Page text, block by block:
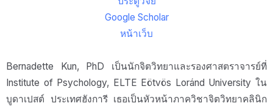
Google Scholar
หน้าเว็บ
Bernadette Kun, PhD เป็นนักจิตวิทยาและรองศาสตราจารย์ที่
Institute of Psychology, ELTE Eötvös Loránd University ใน
บูดาเปสต์ ประเทศฮังการี เธอเป็นหัวหน้าภาควิชาจิตวิทยาคลินิก